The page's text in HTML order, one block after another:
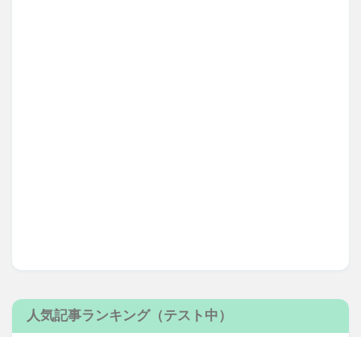
人気記事ランキング（テスト中）